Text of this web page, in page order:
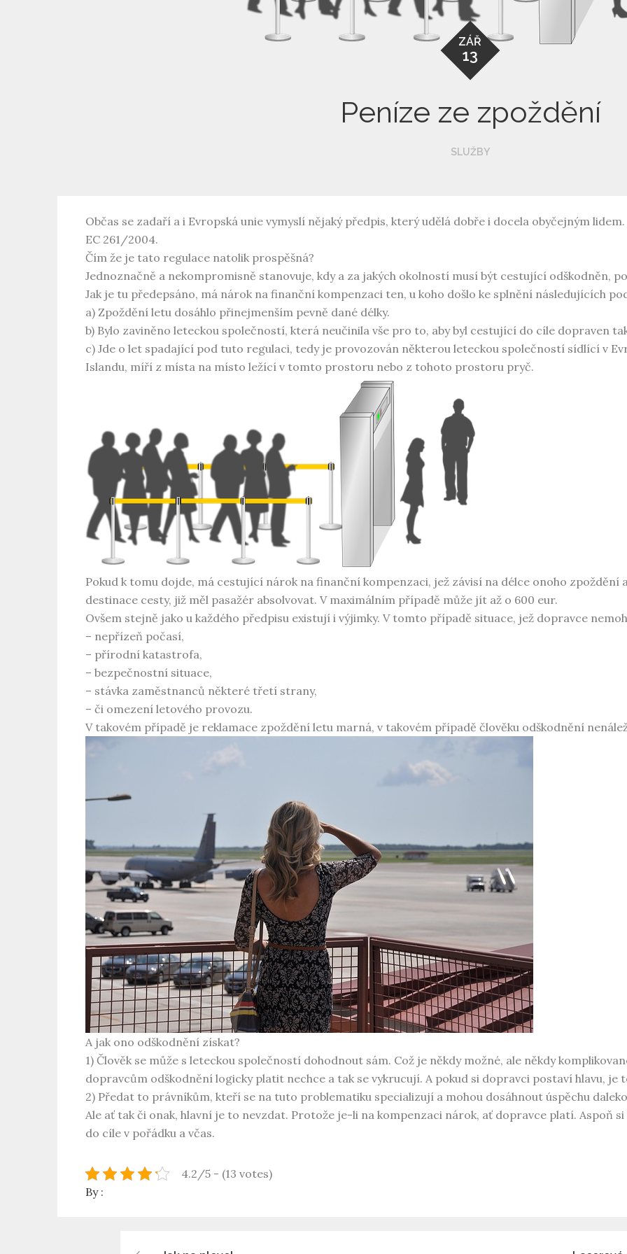
ZÁŘ
13
Peníze ze zpoždění
SLUŽBY
Občas se zadaří a i Evropská unie vymyslí nějaký předpis, který udělá dobře i docela obyčejným
EC 261/2004.
Čím že je tato regulace natolik prospěšná?
Jednoznačně a nekompromisně stanovuje, kdy a za jakých okolností musí být cestující odškodněn,
Jak je tu předepsáno, má nárok na finanční kompenzaci ten, u koho došlo ke splnění následujících
a) Zpoždění letu dosáhlo přinejmenším pevně dané délky.
b) Bylo zaviněno leteckou společností, která neučinila vše pro to, aby byl cestující do cíle dopraven
c) Jde o let spadající pod tuto regulaci, tedy je provozován některou leteckou společností sídlící v
Islandu, míří z místa na místo ležící v tomto prostoru nebo z tohoto prostoru pryč.
Pokud k tomu dojde, má cestující nárok na finanční kompenzaci, jež závisí na délce onoho
destinace cesty, již měl pasažér absolvovat. V maximálním případě může jít až o 600 eur.
Ovšem stejně jako u každého předpisu existují i výjimky. V tomto případě situace, jež dopravce
– nepřízeň počasí,
– přírodní katastrofa,
– bezpečnostní situace,
– stávka zaměstnanců některé třetí strany,
– či omezení letového provozu.
V takovém případě je reklamace zpoždění letu marná, v takovém případě člověku odškodnění
A jak ono odškodnění získat?
1) Člověk se může s leteckou společností dohodnout sám. Což je někdy možné, ale někdy
dopravcům odškodnění logicky platit nechce a tak se vykrucují. A pokud si dopravci postaví hlavu, je
2) Předat to právníkům, kteří se na tuto problematiku specializují a mohou dosáhnout úspěchu
Ale ať tak či onak, hlavní je to nevzdat. Protože je-li na kompenzaci nárok, ať dopravce platí. Aspoň
do cíle v pořádku a včas.
4.2/5 - (13 votes)
By :